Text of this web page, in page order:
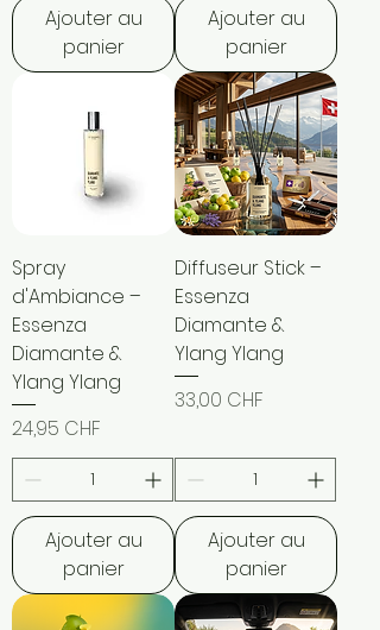
Ajouter au
panier
Ajouter au
panier
Spray
d'Ambiance –
Essenza
Diamante &
Ylang Ylang
Prix
24,95 CHF
Ajouter au
panier
Diffuseur Stick –
Essenza
Diamante &
Ylang Ylang
Prix
33,00 CHF
Ajouter au
panier